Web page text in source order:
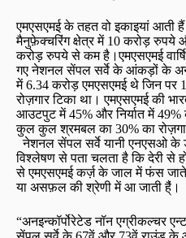
एमएसएमई के तहत वो इकाइयां आती
मैनुफ़ेक्चरिंग क्षेत्र में 10 करोड़ रुपये
करोड़ रुपये से कम है।एमएसएमई
गए नेशनल सेंपल सर्वे के आंकड़ों के
में 6.34 करोड़ एमएसएमई थे जिन पर
रोज़गार टिका था। एमएसएमई की
आउटपुट में 45% और निर्यात में 49%
कुल कुल श्रमबल का 30% का
नेशनल सेंपल सर्वे यानी एनएसओ के
विश्लेषण से पता चलता है कि देरी से
से एमएसएमई कर्ज़ के जाल में फंस जाते
या असफ़ल की श्रेणी में आ जाती है्ं।
“अनइन्कॉर्पोरेटेड नॉन एग्रीकल्चर